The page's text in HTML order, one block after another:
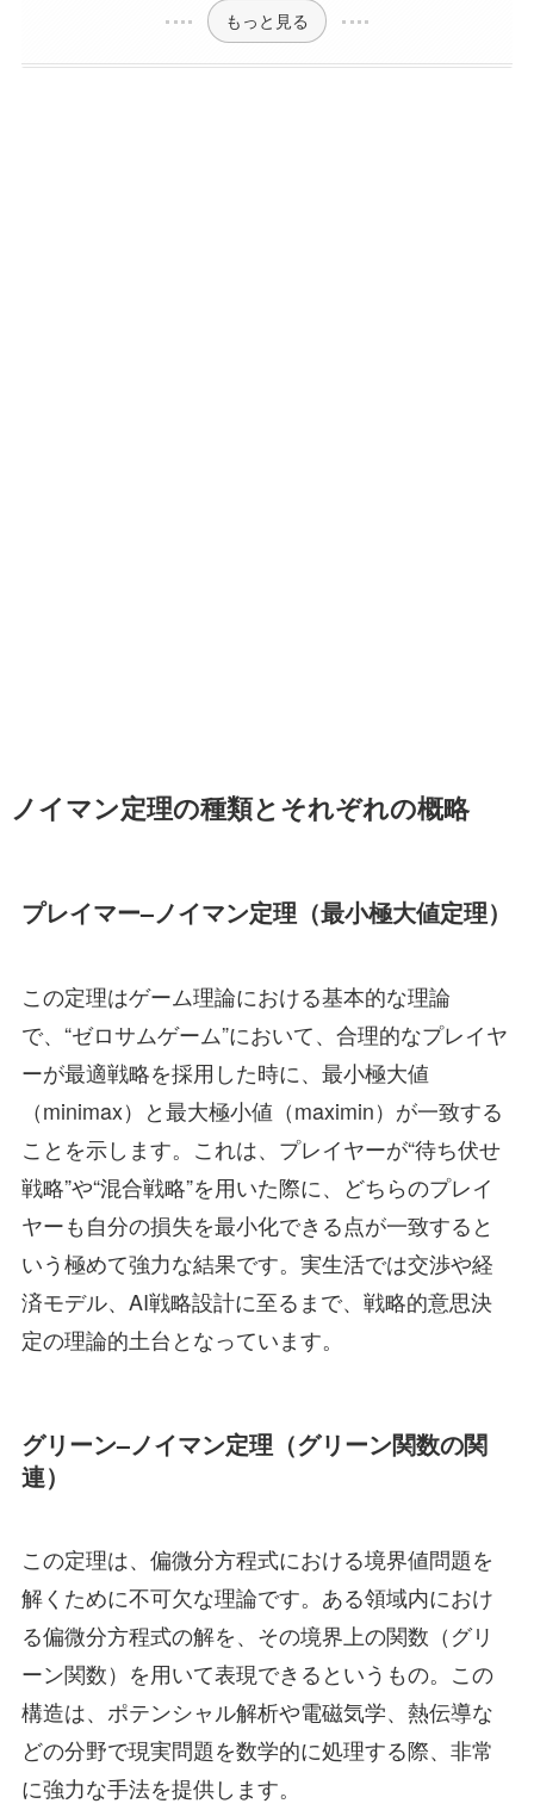
もっと見る
ノイマン定理の種類とそれぞれの概略
プレイマー–ノイマン定理（最小極大値定理）
この定理はゲーム理論における基本的な理論
で、“ゼロサムゲーム”において、合理的なプレイヤ
ーが最適戦略を採用した時に、最小極大値
（minimax）と最大極小値（maximin）が一致する
ことを示します。これは、プレイヤーが“待ち伏せ
戦略”や“混合戦略”を用いた際に、どちらのプレイ
ヤーも自分の損失を最小化できる点が一致すると
いう極めて強力な結果です。実生活では交渉や経
済モデル、AI戦略設計に至るまで、戦略的意思決
定の理論的土台となっています。
グリーン–ノイマン定理（グリーン関数の関
連）
この定理は、偏微分方程式における境界値問題を
解くために不可欠な理論です。ある領域内におけ
る偏微分方程式の解を、その境界上の関数（グリ
ーン関数）を用いて表現できるというもの。この
構造は、ポテンシャル解析や電磁気学、熱伝導な
どの分野で現実問題を数学的に処理する際、非常
に強力な手法を提供します。